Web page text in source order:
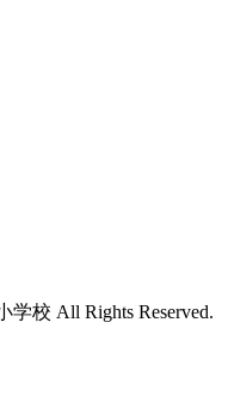
校 All Rights Reserved.